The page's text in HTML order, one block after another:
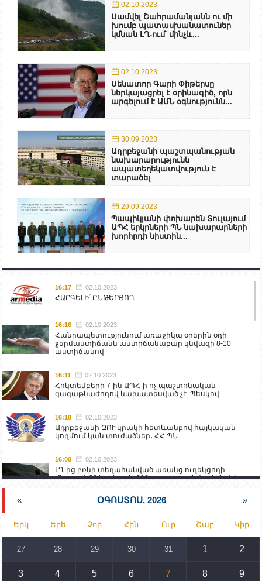
02.10.2023
Սամվել Շահրամանյանն ու մի
խումբ պատասխանատուներ
կմնան ԼՂ-ում՝ մինչև...
02.10.2023
Սենատոր Գարի Փիթերսը
ներկայացրել է օրինագիծ, որն
արգելում է ԱՄՆ օգնությունն...
30.09.2023
Ադրբեջանի պաշտպանության
նախարարությունն
ապատեղեկատվություն է
տարածել
29.09.2023
Պապիկյանի փոխարեն Տուլայում
ԱՊՀ երկրների ՊՆ նախարարների
խորհրդի նիստին...
16:17 02.10.2023
ՀԱՐԳԵԼԻ՛ ԸՆԹԵՐՑՈՂ
16:16 02.10.2023
Հանրապետությունում առաջիկա օրերին օդի
ջերմաստիճանն աստիճանաբար կնվազի 8-10
աստիճանով
16:11 02.10.2023
Հոկտեմբերի 7-ին ԱՊՀ-ի ոչ պաշտոնական
գագաթնաժողով նախատեսված չէ. Պեսկով
16:10 02.10.2023
Ադրբեջանի ԶՈՒ կրակի հետևանքով հայկական
կողմում կան տուժածներ․ ՀՀ ՊՆ
16:00 02.10.2023
ԼՂ-ից բռնի տեղահանված առանց ուղեկցողի
մնացած 20 երեխա և 216 տարեց գտնվում են ՀՀ
նախարարության հոգածության ներքո
Իրանը կողմ է տարածաշրջանի համար շահավետ
տրանսպորտային հաղորդակցությունների
զարգացմանը, սակայն ոչ՝ միջազգային
սահմանների փոփոխությանը
15:10 02.10.2023
« ՕԳՈՍՏՈՍ, 2026 »
Երկ Երե Չոր Հին Ուր Շաբ Կիր
27 28 29 30 31 1 2
3 4 5 6 7 8 9